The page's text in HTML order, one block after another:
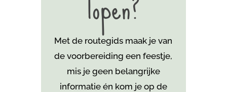
Met de routegids maak je van
de voorbereiding een feestje,
mis je geen belangrijke
informatie én kom je op de